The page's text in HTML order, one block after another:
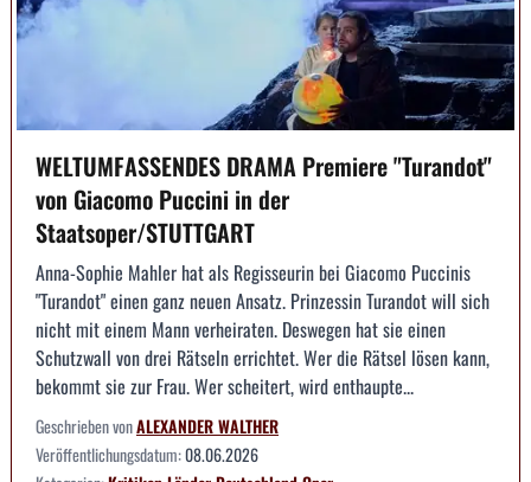
WELTUMFASSENDES DRAMA Premiere "Turandot"
von Giacomo Puccini in der
Staatsoper/STUTTGART
Anna-Sophie Mahler hat als Regisseurin bei Giacomo Puccinis
"Turandot" einen ganz neuen Ansatz. Prinzessin Turandot will sich
nicht mit einem Mann verheiraten. Deswegen hat sie einen
Schutzwall von drei Rätseln errichtet. Wer die Rätsel lösen kann,
bekommt sie zur Frau. Wer scheitert, wird enthaupte...
Geschrieben vonALEXANDER WALTHER
Veröffentlichungsdatum:08.06.2026